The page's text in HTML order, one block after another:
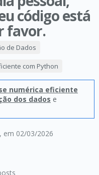
código está
favor.
, em 02/03/2026
de Dados
com Python
numérica eficiente
dos dados e